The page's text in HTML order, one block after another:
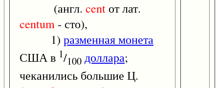
(англ. cent от лат.
centum - сто),
1) разменная монета
США в 1/100 доллара;
чеканились большие Ц.